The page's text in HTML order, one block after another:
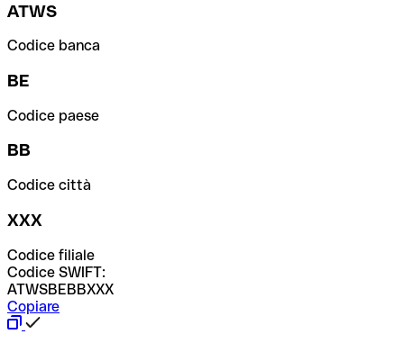
ATWS
Codice banca
BE
Codice paese
BB
Codice città
XXX
Codice filiale
Codice SWIFT:
ATWSBEBBXXX
Copiare